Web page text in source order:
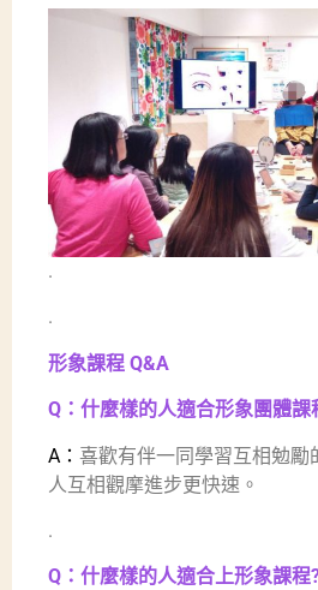
.
.
形象課程 Q&A
Q：什麼樣的人適合形象團體課
A： 喜歡有伴一同學習互相勉勵
人互相觀摩進步更快速。
.
Q：什麼樣的人適合上形象課程